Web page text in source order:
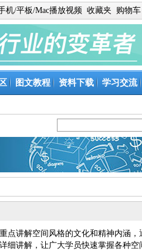
机/平板/Mac播放视频 收藏夹 购物车
图文教程 资料下载 学习交流
点讲解空间风格的文化和精神内涵，
细讲解，让广大学员快速掌握各种空